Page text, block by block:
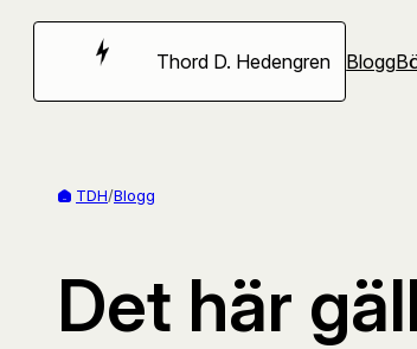
Hoppa
Thord D. Hedengren Blogg
TDH/Blogg
Det här